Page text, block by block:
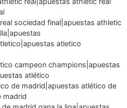
sociedad final|apuestas athletic
atletico
campeon champions|apuestas
atlético
de madrid|apuestas atlético de
madrid